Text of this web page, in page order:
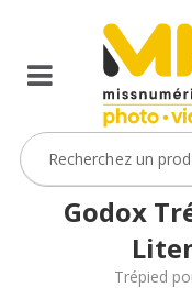
Godox
Trépied